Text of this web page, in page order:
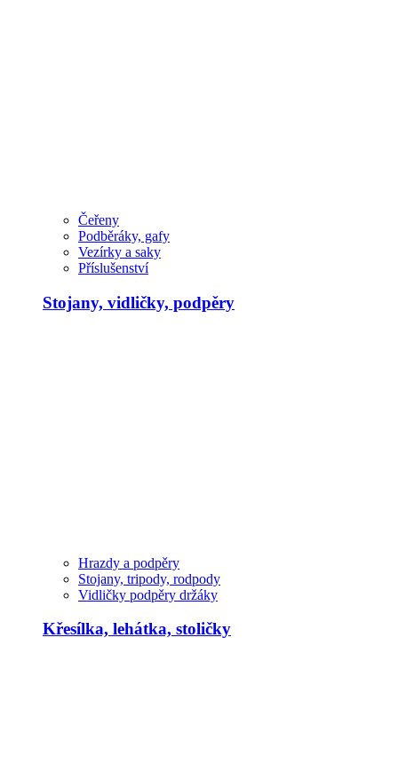
Čeřeny
Podběráky, gafy
Vezírky a saky
Příslušenství
Stojany, vidličky, podpěry
Hrazdy a podpěry
Stojany, tripody, rodpody
Vidličky podpěry držáky
Křesílka, lehátka, stoličky